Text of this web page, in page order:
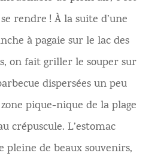
rendre ! À la suite d’une
à pagaie sur le lac des
on fait griller le souper sur
dispersées un peu
pique-nique de la plage
crépuscule. L’estomac
de beaux souvenirs,